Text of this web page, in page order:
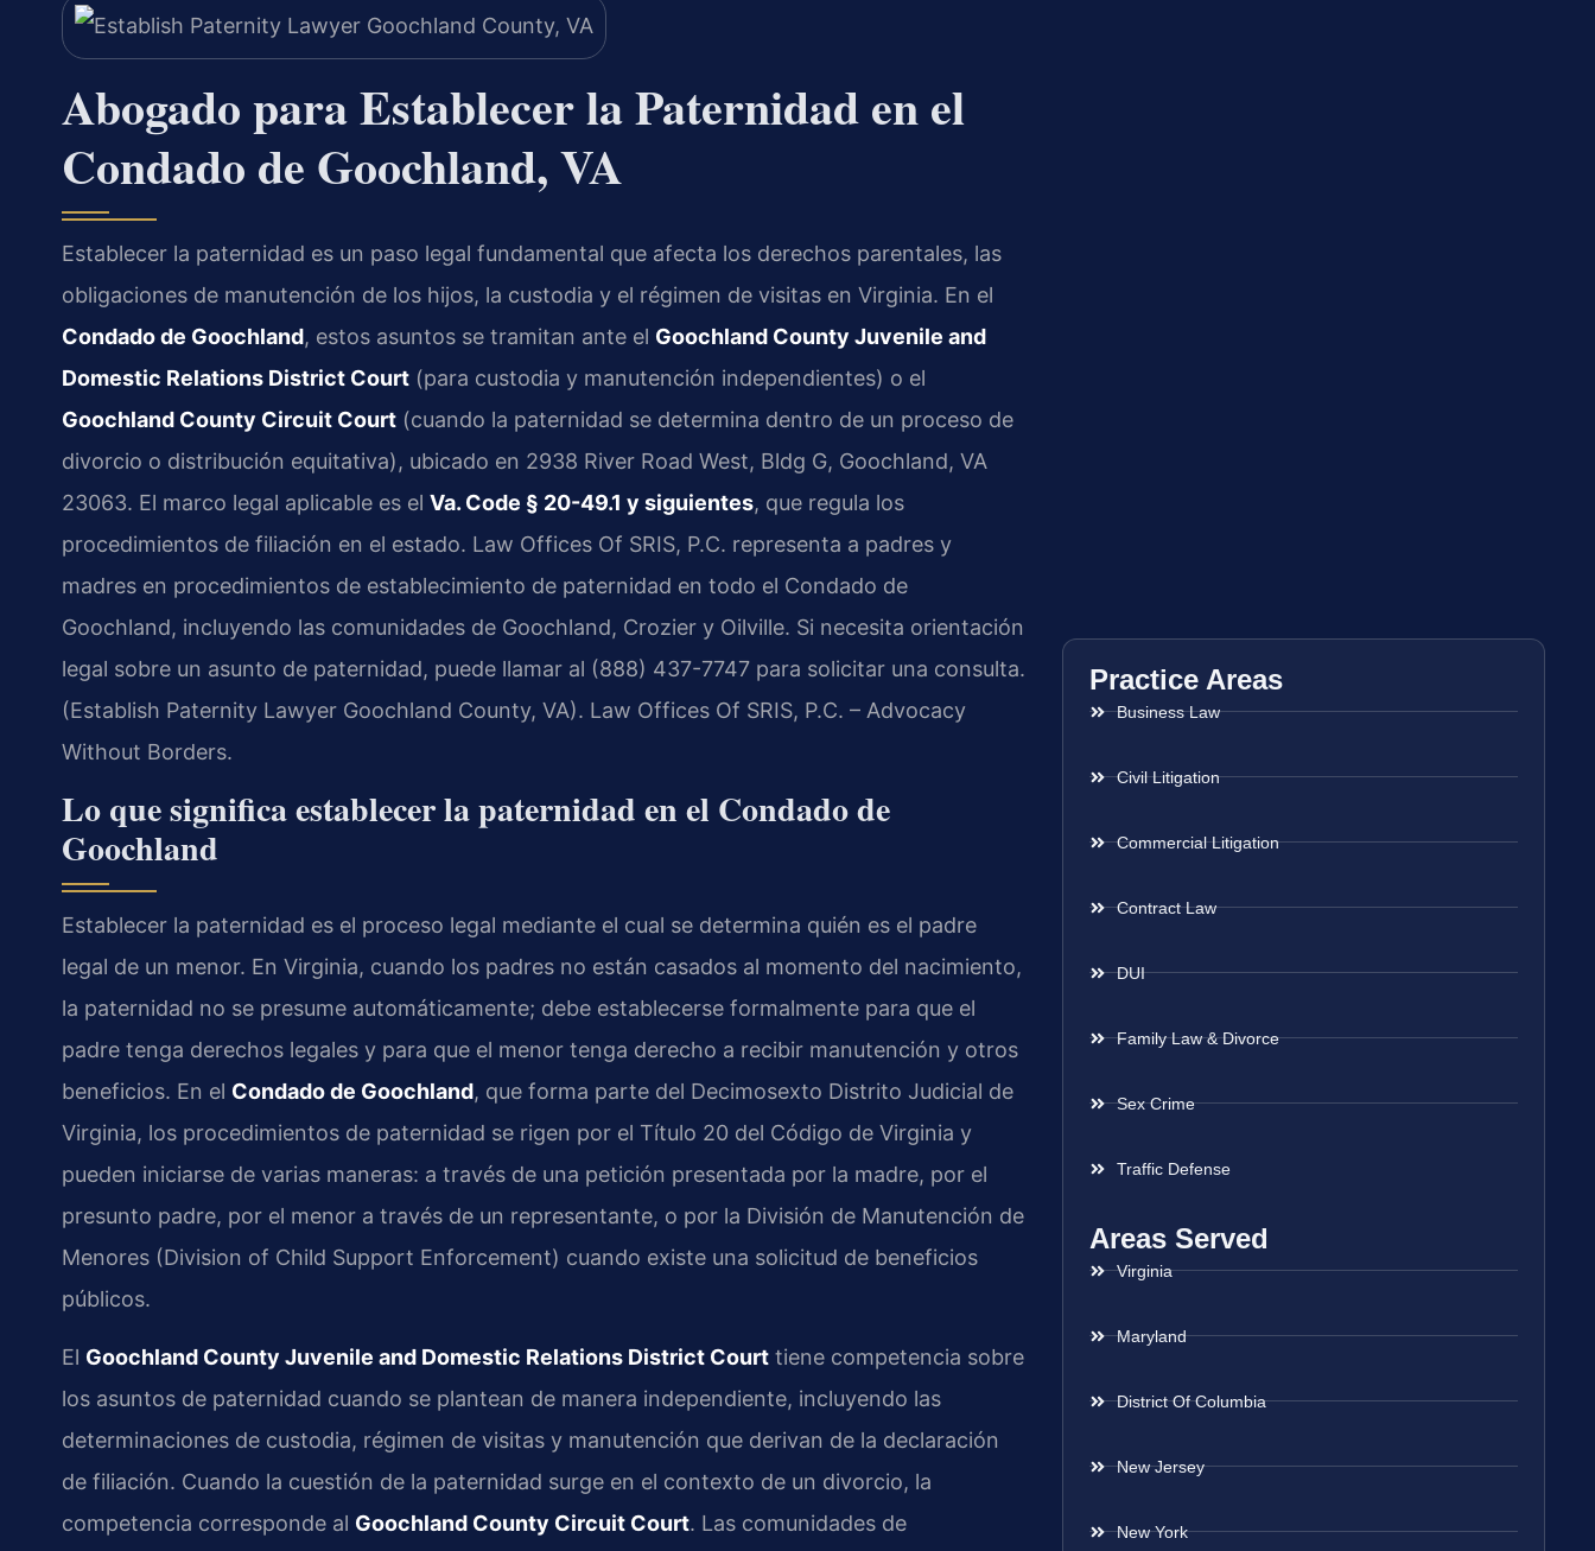
Abogado para Establecer la Paternidad en el
Condado de Goochland, VA
Establecer la paternidad es un paso legal fundamental que afecta los derechos parentales, las
obligaciones de manutención de los hijos, la custodia y el régimen de visitas en Virginia. En el
Condado de Goochland, estos asuntos se tramitan ante el Goochland County Juvenile and
Domestic Relations District Court (para custodia y manutención independientes) o el
Goochland County Circuit Court (cuando la paternidad se determina dentro de un proceso de
divorcio o distribución equitativa), ubicado en 2938 River Road West, Bldg G, Goochland, VA
23063. El marco legal aplicable es el Va. Code § 20-49.1 y siguientes, que regula los
procedimientos de filiación en el estado. Law Offices Of SRIS, P.C. representa a padres y
madres en procedimientos de establecimiento de paternidad en todo el Condado de
Goochland, incluyendo las comunidades de Goochland, Crozier y Oilville. Si necesita orientación
legal sobre un asunto de paternidad, puede llamar al (888) 437-7747 para solicitar una consulta.
(Establish Paternity Lawyer Goochland County, VA). Law Offices Of SRIS, P.C. – Advocacy
Without Borders.
Lo que significa establecer la paternidad en el Condado de
Goochland
Establecer la paternidad es el proceso legal mediante el cual se determina quién es el padre
legal de un menor. En Virginia, cuando los padres no están casados al momento del nacimiento,
la paternidad no se presume automáticamente; debe establecerse formalmente para que el
padre tenga derechos legales y para que el menor tenga derecho a recibir manutención y otros
beneficios. En el Condado de Goochland, que forma parte del Decimosexto Distrito Judicial de
Virginia, los procedimientos de paternidad se rigen por el Título 20 del Código de Virginia y
pueden iniciarse de varias maneras: a través de una petición presentada por la madre, por el
presunto padre, por el menor a través de un representante, o por la División de Manutención de
Menores (Division of Child Support Enforcement) cuando existe una solicitud de beneficios
públicos.
El Goochland County Juvenile and Domestic Relations District Court tiene competencia sobre
los asuntos de paternidad cuando se plantean de manera independiente, incluyendo las
determinaciones de custodia, régimen de visitas y manutención que derivan de la declaración
de filiación. Cuando la cuestión de la paternidad surge en el contexto de un divorcio, la
competencia corresponde al Goochland County Circuit Court. Las comunidades de
Practice Areas
Business Law
Civil Litigation
Commercial Litigation
Contract Law
DUI
Family Law & Divorce
Sex Crime
Traffic Defense
Areas Served
Virginia
Maryland
District Of Columbia
New Jersey
New York